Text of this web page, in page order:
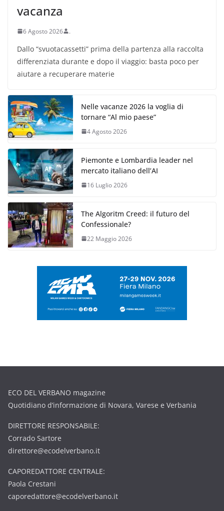
vacanza
6 Agosto 2026 .
Dallo “svuotacassetti” prima della partenza alla raccolta
differenziata durante e dopo il viaggio: basta poco per
aiutare a recuperare materie
Nelle vacanze 2026 la voglia di
tornare “Al mio paese”
4 Agosto 2026
Piemonte e Lombardia leader nel
mercato italiano dell’AI
16 Luglio 2026
The Algoritm Creed: il futuro del
Confessionale?
22 Maggio 2026
ECO DEL VERBANO magazine
Quotidiano d’informazione di Novara, Varese e Verbania
DIRETTORE RESPONSABILE:
Corrado Sartore
direttore@ecodelverbano.it
CAPOREDATTORE CENTRALE:
Paola Crestani
caporedattore@ecodelverbano.it